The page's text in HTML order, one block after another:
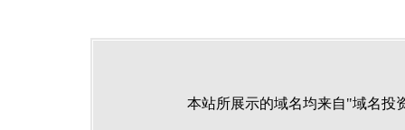
本站所展示的域名均来自"域名投